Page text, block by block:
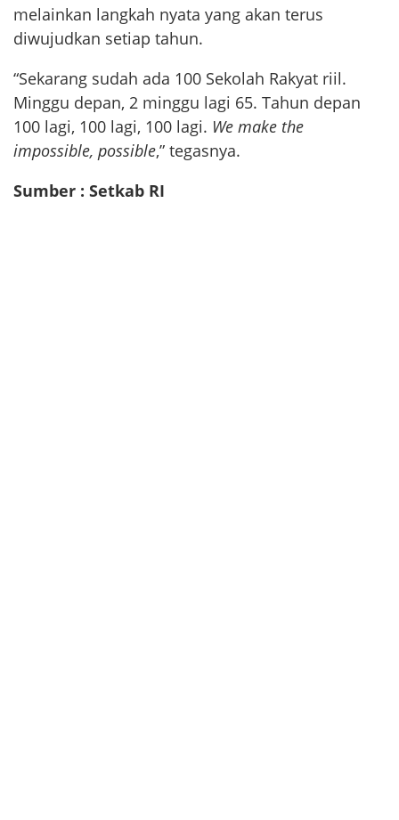
melainkan langkah nyata yang akan terus
diwujudkan setiap tahun.
“Sekarang sudah ada 100 Sekolah Rakyat riil.
Minggu depan, 2 minggu lagi 65. Tahun depan
100 lagi, 100 lagi, 100 lagi. We make the
impossible, possible,” tegasnya.
Sumber : Setkab RI